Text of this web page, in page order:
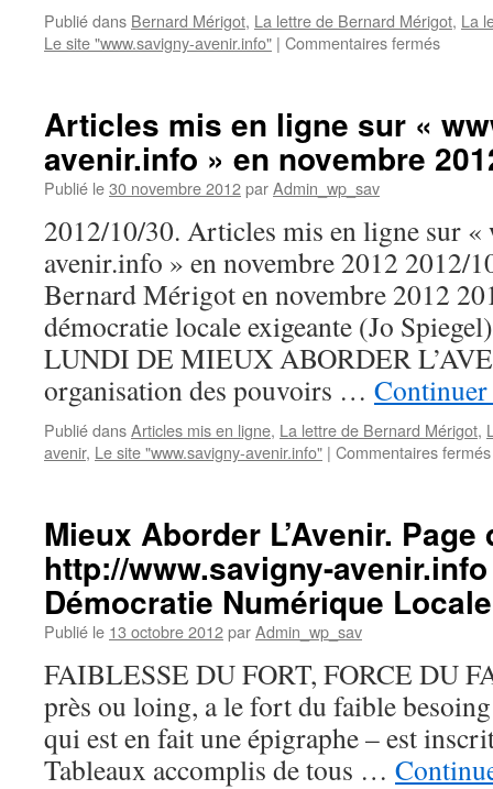
Publié dans Bernard Mérigot, La lettre de Bernard Mérigot, La
Le site "www.savigny-avenir.info" | Commentaires ferméssur
le
site
Articles mis en ligne sur «
avenir.info » en novembre
Publié le30 novembre 2012parAdmin_wp_sav
2012/10/30. Articles mis en ligne sur «
avenir.info » en novembre 2012 2012/
Bernard Mérigot en novembre 2012
démocratie locale exigeante (Jo
LUNDI DE MIEUX ABORDER
organisation des pouvoirs …
Publié dansArticles mis en ligne, La lettre de Bernard Mérigot,
avenir, Le site "www.savigny-avenir.info" | Commentaires fermés
Mieux Aborder L’Avenir.
http://www.savigny-
Démocratie Numérique
Publié le 13 octobre 2012parAdmin_wp_sav
FAIBLESSE DU FORT, FORCE DU
près ou loing, a le fort du faible
qui est en fait une épigraphe – est
Tableaux accomplis de tous …